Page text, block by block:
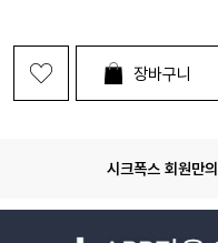
장바구니
시크폭스 회원만의